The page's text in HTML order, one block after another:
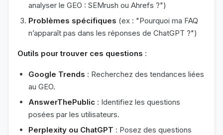
analyser le GEO : SEMrush ou Ahrefs ?")
Problèmes spécifiques (ex : "Pourquoi ma FAQ
n’apparaît pas dans les réponses de ChatGPT ?")
Outils pour trouver ces questions :
Google Trends : Recherchez des tendances liées
au GEO.
AnswerThePublic : Identifiez les questions
posées par les utilisateurs.
Perplexity ou ChatGPT : Posez des questions